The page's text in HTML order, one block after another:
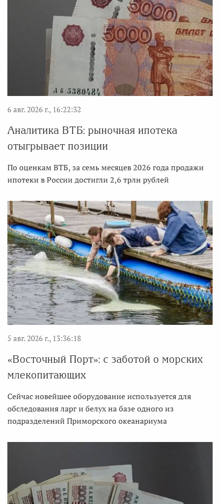
6 авг. 2026 г., 16:22:32
Аналитика ВТБ: рыночная ипотека
отыгрывает позиции
По оценкам ВТБ, за семь месяцев 2026 года продажи
ипотеки в России достигли 2,6 трлн рублей
5 авг. 2026 г., 13:36:18
«Восточный Порт»: с заботой о морских
млекопитающих
Сейчас новейшее оборудование используется для
обследования ларг и белух на базе одного из
подразделений Приморского океанариума